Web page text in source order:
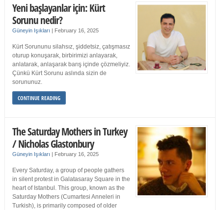
Yeni başlayanlar için: Kürt
Sorunu nedir?
Güneyin Işıkları | February 16, 2025
Kürt Sorununu silahsız, şiddetsiz, çatışmasız
oturup konuşarak, birbirimizi anlayarak,
anlatarak, anlaşarak barış içinde çözmeliyiz.
Çünkü Kürt Sorunu aslında sizin de
sorununuz.
CONTINUE READING
The Saturday Mothers in Turkey
/ Nicholas Glastonbury
Güneyin Işıkları | February 16, 2025
Every Saturday, a group of people gathers
in silent protest in Galatasaray Square in the
heart of Istanbul. This group, known as the
Saturday Mothers (Cumartesi Anneleri in
Turkish), is primarily composed of older